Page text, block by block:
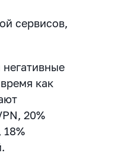
сервисов,
как
20%
18%